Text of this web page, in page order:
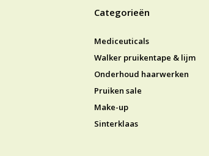
Categorieën
Mediceuticals
Walker pruikentape & lijm
Onderhoud haarwerken
Pruiken sale
Make-up
Sinterklaas